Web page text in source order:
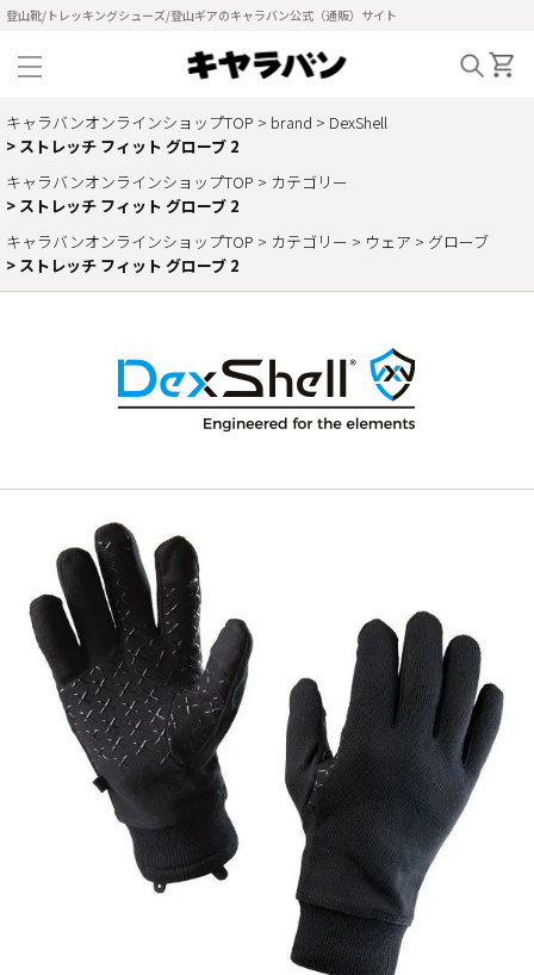
登山靴/トレッキングシューズ/登山ギアのキャラバン公式（通販）サイト
キャラバンオンラインショップTOP brand
DexShell
ストレッチ フィット グローブ 2
キャラバンオンラインショップTOP
カテゴリー
ストレッチ フィット グローブ 2
キャラバンオンラインショップTOP
カテゴリー ウェア
グローブ
ストレッチ フィット グローブ 2